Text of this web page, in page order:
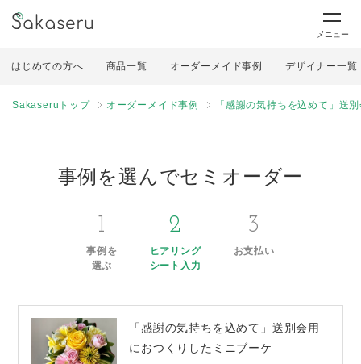
メニュー
はじめての方へ 商品一覧 オーダーメイド事例 デザイナー一覧
Sakaseruトップ オーダーメイド事例 「感謝の気持ちを込めて」送
事例を選んでセミオーダー
1
事例を
選ぶ
2
ヒアリング
シート入力
3
お支払い
「感謝の気持ちを込めて」送別会用
におつくりしたミニブーケ